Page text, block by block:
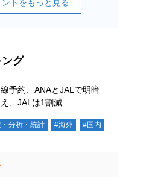
ントをもっと見る
グ
予約、ANAとJALで明暗
、JALは1割減
分析・統計 #海外
#国内